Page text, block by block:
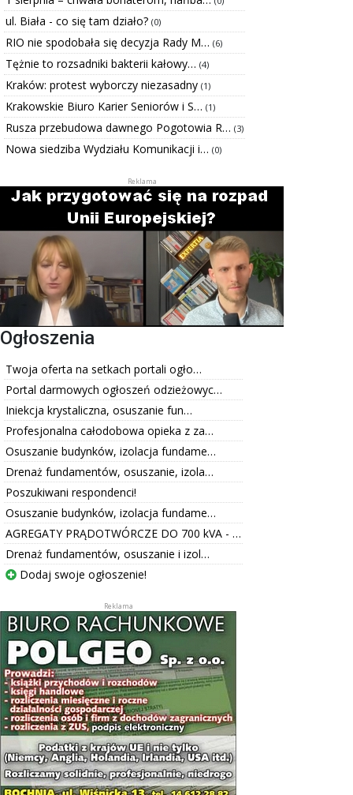
ul. Biała - co się tam działo? (0)
RIO nie spodobała się decyzja Rady M… (6)
Tężnie to rozsadniki bakterii kałowy… (4)
Kraków: protest wyborczy niezasadny (1)
Krakowskie Biuro Karier Seniorów i S… (1)
Rusza przebudowa dawnego Pogotowia R… (3)
Nowa siedziba Wydziału Komunikacji i… (0)
Ogłoszenia
Twoja oferta na setkach portali ogło…
Portal darmowych ogłoszeń odzieżowyc…
Iniekcja krystaliczna, osuszanie fun…
Profesjonalna całodobowa opieka z za…
Osuszanie budynków, izolacja fundame…
Drenaż fundamentów, osuszanie, izola…
Poszukiwani respondenci!
Osuszanie budynków, izolacja fundame…
AGREGATY PRĄDOTWÓRCZE DO 700 kVA - …
Drenaż fundamentów, osuszanie i izol…
Dodaj swoje ogłoszenie!